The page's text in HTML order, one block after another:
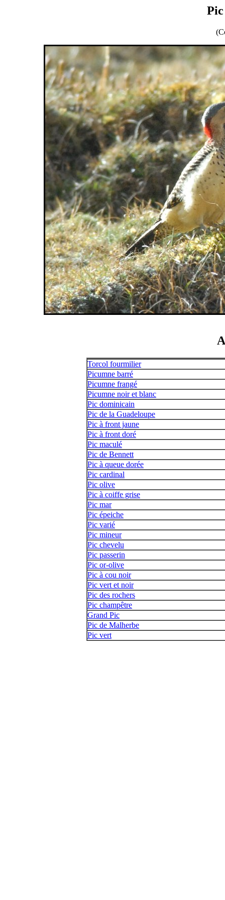
Torcol fourmilier
Picumne barré
Picumne frangé
Picumne noir et blanc
Pic dominicain
Pic de la Guadeloupe
Pic à front jaune
Pic à front doré
Pic maculé
Pic de Bennett
Pic à queue dorée
Pic cardinal
Pic olive
Pic à coiffe grise
Pic mar
Pic épeiche
Pic varié
Pic mineur
Pic chevelu
Pic passerin
Pic or-olive
Pic à cou noir
Pic vert et noir
Pic des rochers
Pic champêtre
Grand Pic
Pic de Malherbe
Pic vert